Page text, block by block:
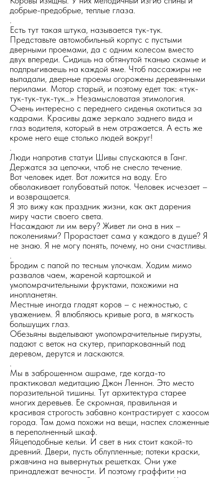
добрые-предобрые, теплые глаза.
Есть тут такая штука, называется тук-тук.
Представьте автомобильный корпус с пустыми
дверными проемами, да с одним колесом вместо
двух впереди. Сидишь на обтянутой тканью скамье и
подпрыгиваешь на каждой яме. Чтоб пассажиры не
выпадали, дверные проемы огорожены деревянными
перилами. Мотор старый, и поэтому едет так: «тук-
тук-тук-тук-тук…» Незамысловатая этимология.
Очень интересно с переднего сиденья охотиться за
кадрами. Красивы даже зеркало заднего вида и
глаз водителя, который в нем отражается. А есть же
кроме него еще столько людей вокруг!
Люди напротив статуи Шивы спускаются в Ганг.
Держатся за цепочки, чтоб не снесло течение.
Вот человек идет. Вот ложится на воду. Его
обволакивает голубоватый поток. Человек исчезает –
и возвращается.
Я это вижу как праздник жизни, как акт дарения
миру части своего света.
Насаждают ли им веру? Живет ли она в них –
поколениями? Прорастает сама у каждого в душе? Я
не знаю. Я не могу понять, почему, но они счастливы.
Бродим с папой по тесным улочкам. Ходим мимо
развалов чаем, жареной картошкой и
умопомрачительными фруктами, похожими на
инопланетян.
Местные иногда гладят коров – с нежностью, с
уважением. Я влюбляюсь кривые рога, в мягкость
большущих глаз.
Обезьяны выделывают умопомрачительные пируэты,
падают с веток на скутер, припаркованный под
деревом, дерутся и ласкаются.
Мы в заброшенном ашраме, где когда-то
практиковал медитацию Джон Леннон. Это место
поразительной тишины. Тут архитектура старее
многих деревьев. Ее скромная, правильная и
красивая строгость забавно контрастирует с хаосом
города. Там дома похожи на вещи, наспех сложенные
в переполненный шкаф.
Яйцеподобные кельи. И свет в них стоит какой-то
древний. Двери, пусть облупленные; потеки краски,
ржавчина на вывернутых решетках. Они уже
принадлежат вечности. И поэтому граффити на